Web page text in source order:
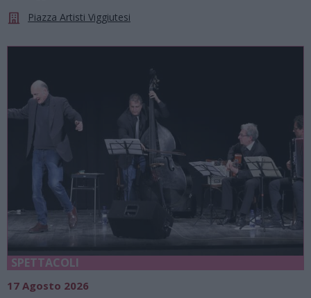
Piazza Artisti Viggiutesi
SPETTACOLI
17 Agosto 2026